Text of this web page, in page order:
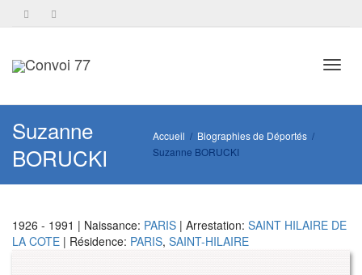
Suzanne
BORUCKI
Accueil
Biographies de Déportés
Suzanne BORUCKI
1926 - 1991 | Naissance: PARIS | Arrestation: SAINT HILAIRE DE
LA COTE | Résidence: PARIS, SAINT-HILAIRE